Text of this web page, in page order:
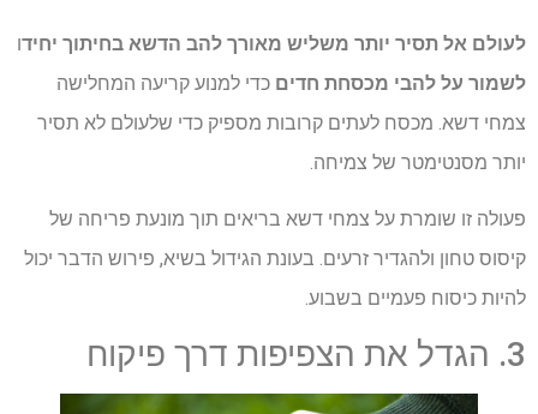
לעולם אל תסיר יותר משליש מאורך להב הדשא בחיתוך יחידו
לשמור על להבי מכסחת חדים כדי למנוע קריעה המחלישה
צמחי דשא. מכסח לעתים קרובות מספיק כדי שלעולם לא תסיר
יותר מסנטימטר של צמיחה.
פעולה זו שומרת על צמחי דשא בריאים תוך מונעת פריחה של
קיסוס טחון ולהגדיר זרעים. בעונת הגידול בשיא, פירוש הדבר יכול
להיות כיסוח פעמיים בשבוע.
3. הגדל את הצפיפות דרך פיקוח